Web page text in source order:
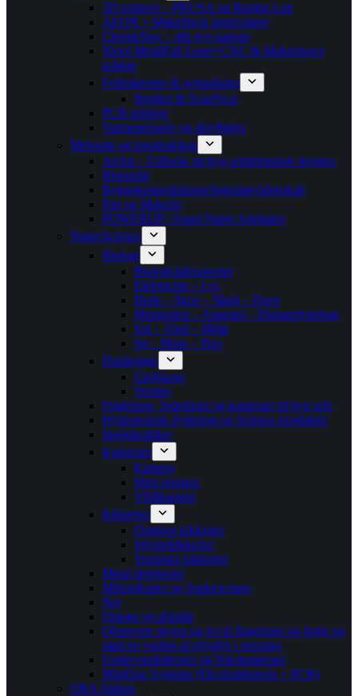
3D printere – PRUSA og Bambu Lab
AEON + Makeblock lasercuttere
ChompSaw – din nye papsav
Xtool MetalFab Laser+CNC & Makerspace
pakker
Folieskærere & symaskiner
Brother & ScanNcut
PCB printere
Varmepressere og akrylbøjer
Mekanik og konstruktion
Arckit – Udforsk og byg arkitektonisk designs
Blueprint
Byggekonstruktioner/Ingeniørvidenskab
Pap og Makedo
POWERUP | Smart Paper Airplanes
Natur/Science
Biologi
Biologi-laboratoriet
Elektricitet – Lys
Hede – Skov – Mark – Have
Mennesket – Anatomi – Humanfysiologi
Sol – Vind – Miljø
Sø – Mose – Hav
Datalogger
Globisens
Vernier
Fuglehuse, foderbræt og kameraer til byg selv
Hydroponisk dyrkning og Science produkter
Insektkrukker
Kameraer
Kamera
Mini printere
Vildtkamera
Kikkerter
Outdoor kikkerter
Stjernekikkerter
Termiske kikkerter
Metal detektorer
Mikroskoper og Snakescopes
Net
Optage og afspille
Observere myrer og lyt til flagermus og fugle og
mød en verden af plysdyr i oversize
Undervandsdroner og fiskekameraer
MiniOne Systems (Electrophoresis + PCR)
ORA Sphere